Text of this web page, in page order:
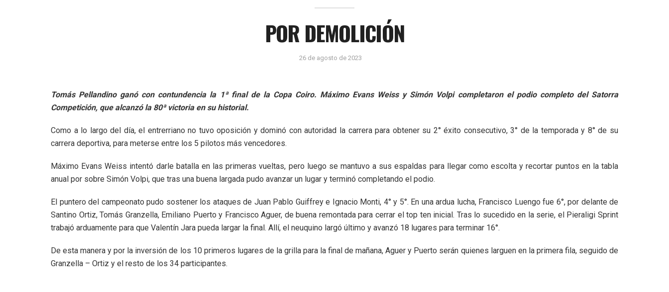
POR DEMOLICIÓN
26 de agosto de 2023
Tomás Pellandino ganó con contundencia la 1ª final de la Copa Coiro. Máximo Evans Weiss y Simón Volpi completaron el podio completo del Satorra
Competición, que alcanzó la 80ª victoria en su historial.
Como a lo largo del día, el entrerriano no tuvo oposición y dominó con autoridad la carrera para obtener su 2° éxito consecutivo, 3° de la temporada y 8° de su
carrera deportiva, para meterse entre los 5 pilotos más vencedores.
Máximo Evans Weiss intentó darle batalla en las primeras vueltas, pero luego se mantuvo a sus espaldas para llegar como escolta y recortar puntos en la tabla
anual por sobre Simón Volpi, que tras una buena largada pudo avanzar un lugar y terminó completando el podio.
El puntero del campeonato pudo sostener los ataques de Juan Pablo Guiffrey e Ignacio Monti, 4° y 5°. En una ardua lucha, Francisco Luengo fue 6°, por delante de
Santino Ortiz, Tomás Granzella, Emiliano Puerto y Francisco Aguer, de buena remontada para cerrar el top ten inicial. Tras lo sucedido en la serie, el Pieraligi Sprint
trabajó arduamente para que Valentín Jara pueda largar la final. Allí, el neuquino largó último y avanzó 18 lugares para terminar 16°.
De esta manera y por la inversión de los 10 primeros lugares de la grilla para la final de mañana, Aguer y Puerto serán quienes larguen en la primera fila, seguido de
Granzella – Ortiz y el resto de los 34 participantes.